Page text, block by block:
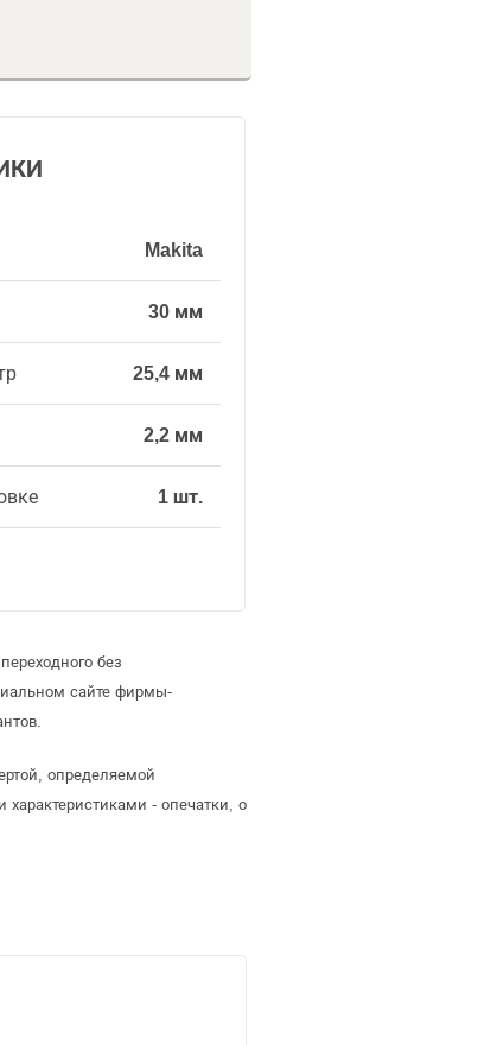
Makita
30 мм
25,4 мм
2,2 мм
1 шт.
без
сайте фирмы-
определяемой
- опечатки, о